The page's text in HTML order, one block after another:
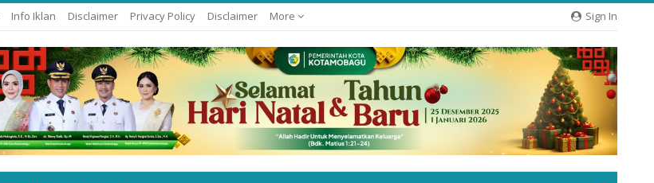
Sign In
Info Iklan Disclaimer Privacy Policy Disclaimer More